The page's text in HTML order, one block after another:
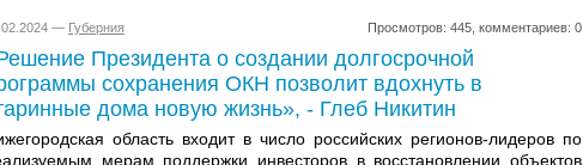
— Губерния Просмотров: 445, комментариев: 0
Президента о создании долгосрочной
сохранения ОКН позволит вдохнуть в
дома новую жизнь», - Глеб Никитин
область входит в число российских регионов-лидеров по
мерам поддержки инвесторов в восстановлении объектов